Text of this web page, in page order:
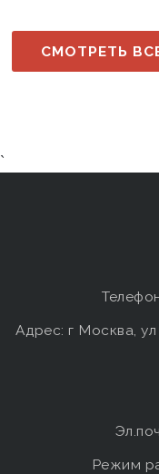
СМОТРЕТЬ
`
Адрес: г Москва,
Режим